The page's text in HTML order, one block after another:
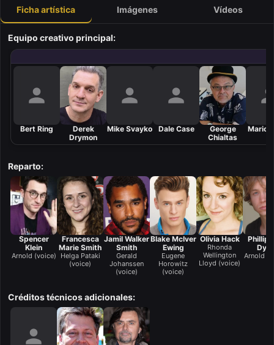
Ficha artística Imágenes Vídeos
Equipo creativo principal:
Bert Ring
Derek
Drymon
Mike Svayko Dale Case
George
Chialtas
Mario
Reparto:
Spencer
Klein
Arnold (voice)
Francesca
Marie Smith
Helga Pataki
(voice)
Jamil Walker
Smith
Gerald
Johanssen
(voice)
Blake McIver
Ewing
Eugene
Horowitz
(voice)
Olivia Hack
Rhonda
Wellington
Lloyd (voice)
Phillip
Arnold
Créditos técnicos adicionales: